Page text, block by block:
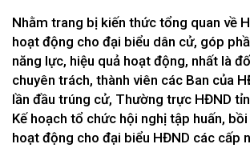
Nhằm trang bị kiến thức tổng quan về
hoạt động cho đại biểu dân cử, góp
năng lực, hiệu quả hoạt động, nhất là
chuyên trách, thành viên các Ban của
lần đầu trúng cử, Thường trực HĐND
Kế hoạch tổ chức hội nghị tập huấn,
hoạt động cho đại biểu HĐND các cấp